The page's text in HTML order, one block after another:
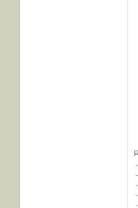
．
．
．
．
．